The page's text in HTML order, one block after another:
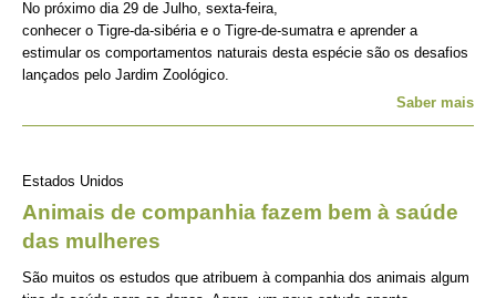
No próximo dia 29 de Julho, sexta-feira,
conhecer o Tigre-da-sibéria e o Tigre-de-sumatra e aprender a
estimular os comportamentos naturais desta espécie são os desafios
lançados pelo Jardim Zoológico.
Saber mais
Estados Unidos
Animais de companhia fazem bem à saúde
das mulheres
São muitos os estudos que atribuem à companhia dos animais algum